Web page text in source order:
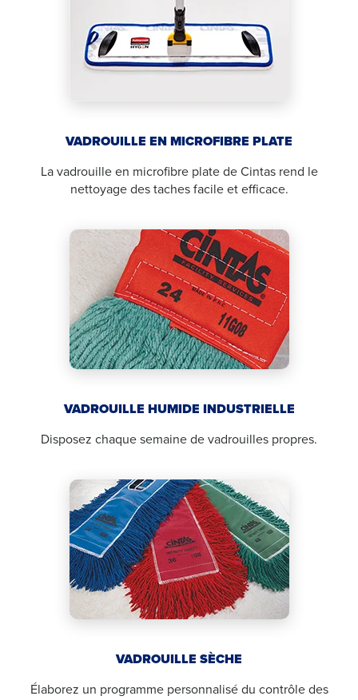
VADROUILLE EN MICROFIBRE PLATE
La vadrouille en microfibre plate de Cintas rend le
nettoyage des taches facile et efficace.
VADROUILLE HUMIDE INDUSTRIELLE
Disposez chaque semaine de vadrouilles propres.
VADROUILLE SÈCHE
Élaborez un programme personnalisé du contrôle des